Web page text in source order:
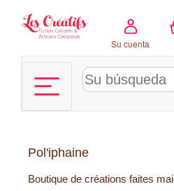
Su cuenta
Pol'iphaine
Boutique de créations faites